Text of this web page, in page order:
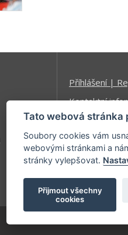
Příhlášení |
Kontaktní
Mapa stránek
Tato webová stránka
Soubory cookies vám
webovými stránkami a
stránky vylepšovat.
Přijmout všechny
cookies